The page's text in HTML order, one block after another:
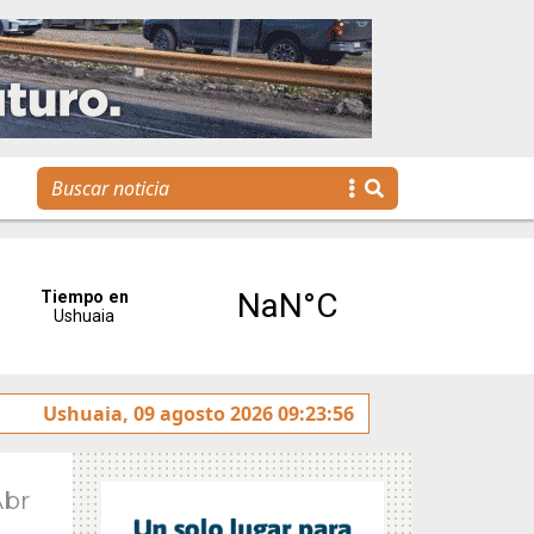
La voz de Tolhuin llegó al Congreso de la Nación a
Ushuaia, 09 agosto 2026 09:23:56